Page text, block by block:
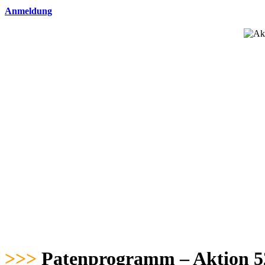
Anmeldung
>>> Patenprogramm – Aktion